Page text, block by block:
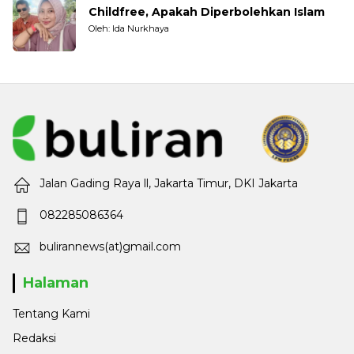
Childfree, Apakah Diperbolehkan Islam
Oleh: Ida Nurkhaya
Jalan Gading Raya ll, Jakarta Timur, DKI Jakarta
082285086364
bulirannews(at)gmail.com
Halaman
Tentang Kami
Redaksi